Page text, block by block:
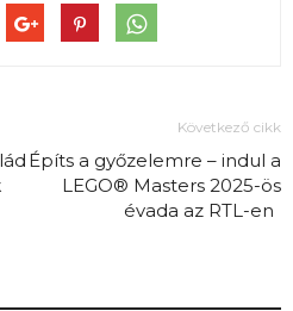
Következő cikk
Építs a győzelemre – indul a
LEGO® Masters 2025-ös
évada az RTL-en